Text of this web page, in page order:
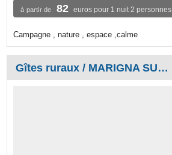
à partir de 82 euros pour 1 nuit 2 personnes
Campagne , nature , espace ,calme
Gîtes ruraux / MARIGNA SUR VALOUSE